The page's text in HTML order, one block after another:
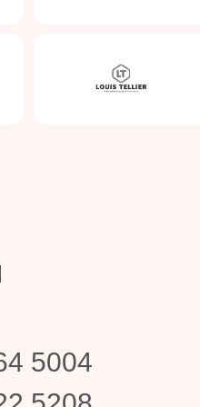
5004